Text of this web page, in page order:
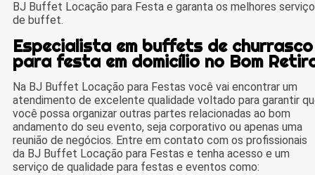
BJ Buffet Locação para Festa e garanta os melhores
de buffet.
Especialista em buffets de churrasco
para festa em domicílio no Bom
Na BJ Buffet Locação para Festas você vai encontrar um
atendimento de excelente qualidade voltado para garantir
você possa organizar outras partes relacionadas ao bom
andamento do seu evento, seja corporativo ou apenas uma
reunião de negócios. Entre em contato com os profissionais
da BJ Buffet Locação para Festas e tenha acesso e um
serviço de qualidade para festas e eventos como: